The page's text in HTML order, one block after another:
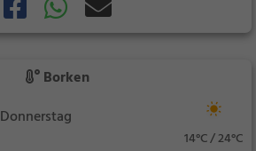
Borken
Donnerstag
14°C / 24°C